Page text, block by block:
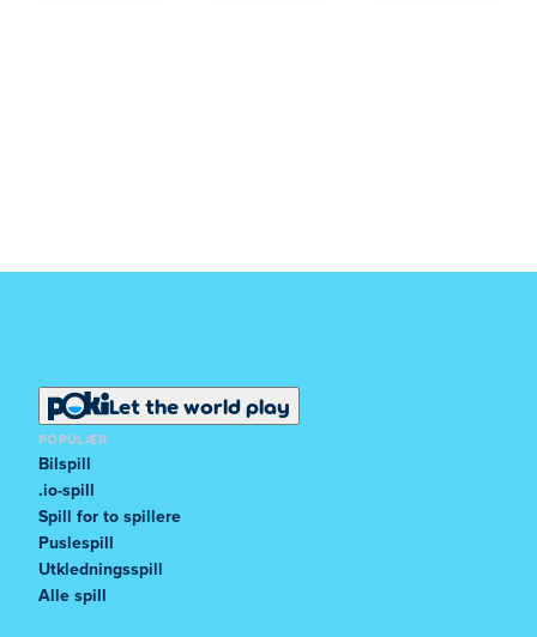
Let the world play
POPULÆR
Bilspill
.io-spill
Spill for to spillere
Puslespill
Utkledningsspill
Alle spill